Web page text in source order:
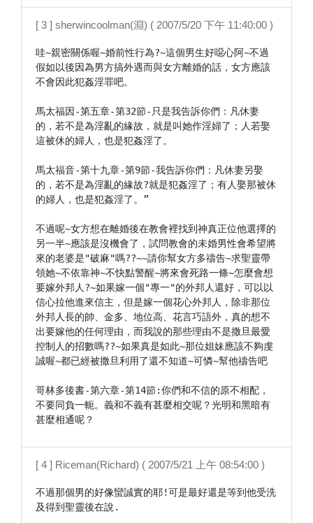
[ 3 ] sherwincoolman(淵) ( 2007/5/20 下午 11:40:00 )
哇~親密關係喔~婚前性行為?~這個男生好噁心阿~不過
假如以後因為男方搞外遇而與女方離婚的話，女方應該
不會因此犯姦淫罪吧。
馬太福因-第五章-第32節-只是我告訴你們：凡休妻
的，若不是為淫亂的緣故，就是叫她作淫婦了；人若娶
這被休的婦人，也是犯姦淫了。
馬太福音-第十九章-第9節-我告訴你們：凡休妻另娶
的，若不是為淫亂的緣故?就是犯姦淫了；有人娶那被休
的婦人，也是犯姦淫了。”
不過呢~女方想在離婚後在教會裡找到神真正位他選擇的
另一半~應該是沒機會了，試問教會的未婚男性會希望將
來的老婆是"破麻"嗎??~~請你幫女方多禱告~求聖靈帶
領她~不依靠神~不快點警醒~將來會死路一條~怎麼會想
要嫁外邦人?~如果嫁一個"專一"的外邦人還好，可以以
信心拉他進來信主，但是嫁一個花心外邦人，除非那位
外邦人長的帥、金多、地位高、花言巧語外，真的想不
出要嫁他的任何理由，而我說的那些理由不是撒旦最愛
控制人的招數嗎??~如果真是如此~那位姐妹應該不夠虔
誠喔~都已經被撒旦利用了還不知道~可憐~幫他禱告吧
哥林多後書-第六章-第14節:你們和不信的原不相配，
不要同負一軛。義和不義有甚麼相交呢？光明和黑暗有
甚麼相通呢？
[ 4 ] Riceman(Richard) ( 2007/5/21 上午 08:54:00 )
不過那個男的好像蠻誠實的耶!可是最好還是等到他受洗
及得到聖靈後在說.